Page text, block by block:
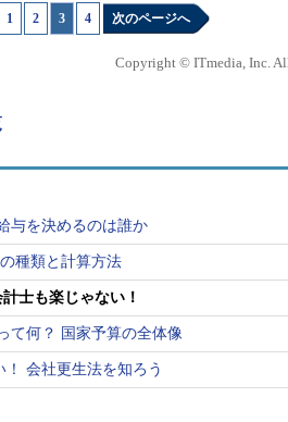
1 2 3 4 次のページへ
Copyright © ITmedia, Inc.
与を決めるのは誰か
種類と計算方法
士も楽じゃない！
て何？ 国家予算の全体像
会社更生法を知ろう